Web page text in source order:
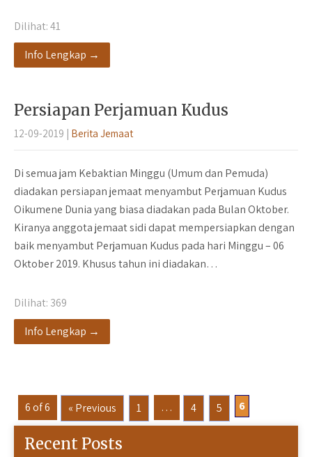
Dilihat:41
Info Lengkap →
Persiapan Perjamuan Kudus
12-09-2019 | Berita Jemaat
Di semua jam Kebaktian Minggu (Umum dan Pemuda)
diadakan persiapan jemaat menyambut Perjamuan Kudus
Oikumene Dunia yang biasa diadakan pada Bulan Oktober.
Kiranya anggota jemaat sidi dapat mempersiapkan dengan
baik menyambut Perjamuan Kudus pada hari Minggu – 06
Oktober 2019. Khusus tahun ini diadakan…
Dilihat: 369
Info Lengkap →
6 of 6 « Previous 1 … 4 5 6
Recent Posts